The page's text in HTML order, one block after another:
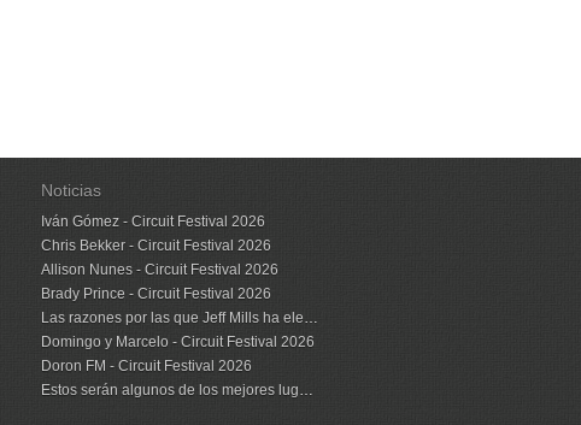
Noticias
Iván Gómez - Circuit Festival 2026
Chris Bekker - Circuit Festival 2026
Allison Nunes - Circuit Festival 2026
Brady Prince - Circuit Festival 2026
Las razones por las que Jeff Mills ha elegido nuestro país para volver a dar un set en vinilo
Domingo y Marcelo - Circuit Festival 2026
Doron FM - Circuit Festival 2026
Estos serán algunos de los mejores lugares de Ibiza para ver el eclipse solar del 12 de agosto